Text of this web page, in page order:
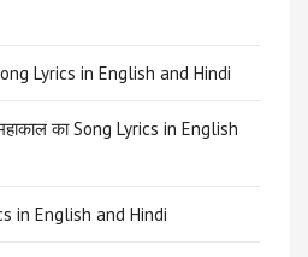
Lyrics in English and Hindi
का Song Lyrics in English
in English and Hindi